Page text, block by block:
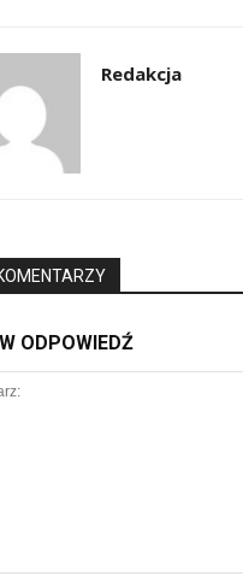
Redakcja
ODPOWIEDŹ